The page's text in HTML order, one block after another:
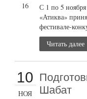
16
С 1 по 5
«Атиква»
фестивале-
Читать далее
10
НОЯ
Шабат